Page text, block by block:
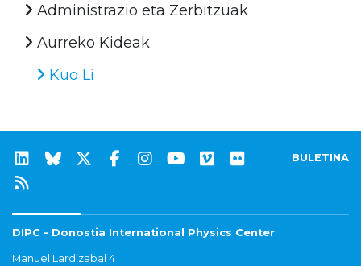
Administrazio eta Zerbitzuak
Aurreko Kideak
Kuo Li
BULETINA
DIPC - Donostia International Physics Center
Manuel Lardizabal 4